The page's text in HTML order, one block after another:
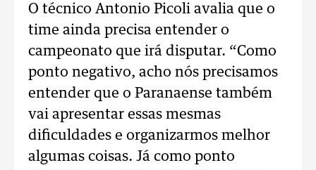
O técnico Antonio Picoli avalia que o
time ainda precisa entender o
campeonato que irá disputar. “Como
ponto negativo, acho nós precisamos
entender que o Paranaense também
vai apresentar essas mesmas
dificuldades e organizarmos melhor
algumas coisas. Já como ponto